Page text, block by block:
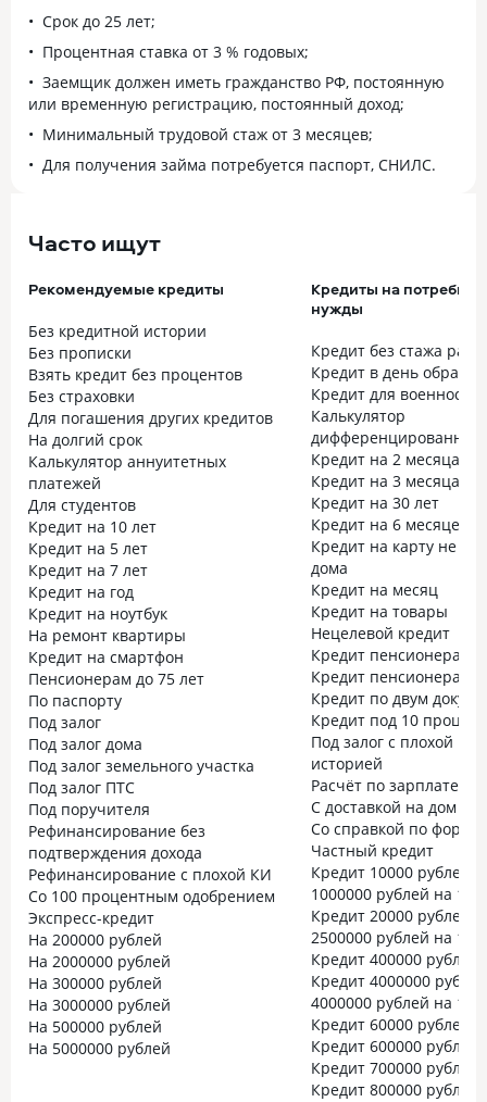
Срок до 25 лет;
Процентная ставка от 3 % годовых;
Заемщик должен иметь гражданство РФ, постоянную
или временную регистрацию, постоянный доход;
Минимальный трудовой стаж от 3 месяцев;
Для получения займа потребуется паспорт, СНИЛС.
Часто ищут
Рекомендуемые кредиты
Без кредитной истории
Без прописки
Взять кредит без процентов
Без страховки
Для погашения других кредитов
На долгий срок
Калькулятор аннуитетных
платежей
Для студентов
Кредит на 10 лет
Кредит на 5 лет
Кредит на 7 лет
Кредит на год
Кредит на ноутбук
На ремонт квартиры
Кредит на смартфон
Пенсионерам до 75 лет
По паспорту
Под залог
Под залог дома
Под залог земельного участка
Под залог ПТС
Под поручителя
Рефинансирование без
подтверждения дохода
Рефинансирование с плохой КИ
Со 100 процентным одобрением
Экспресс-кредит
На 200000 рублей
На 2000000 рублей
На 300000 рублей
На 3000000 рублей
На 500000 рублей
На 5000000 рублей
Кредиты на
нужды
Кредит без стажа
Кредит в день
Кредит для
Калькулятор
дифференцированных
Кредит на 2 месяца
Кредит на 3 месяца
Кредит на 30 лет
Кредит на 6 месяцев
Кредит на карту не
дома
Кредит на месяц
Кредит на товары
Нецелевой кредит
Кредит пенсионерам
Кредит пенсионерам
Кредит по двум
Кредит под 10
Под залог с плохой
историей
Расчёт по зарплате
С доставкой на дом
Со справкой по форме
Частный кредит
Кредит 10000 рублей
1000000 рублей на 10
Кредит 20000 рублей
2500000 рублей на 15
Кредит 400000 рублей
Кредит 4000000 рублей
4000000 рублей на 15
Кредит 60000 рублей
Кредит 600000 рублей
Кредит 700000 рублей
Кредит 800000 рублей